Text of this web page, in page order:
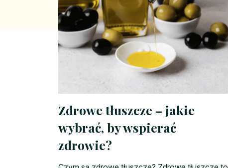
Zdrowe tłuszcze – jakie
wybrać, by wspierać
zdrowie?